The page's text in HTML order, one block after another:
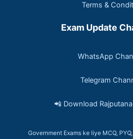
Terms &
Exam Update
WhatsApp
Telegram
📲 Download
Government Exams ke liye MCQ,